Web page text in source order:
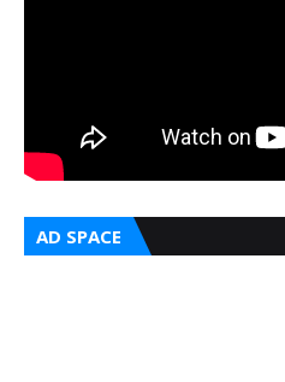
AD SPACE